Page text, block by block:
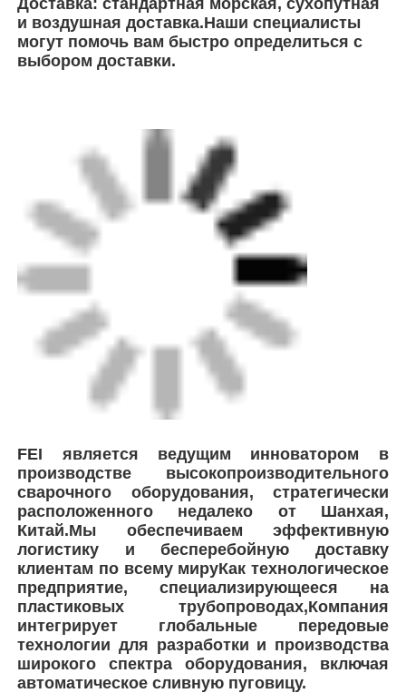
и воздушная доставка.Наши специалисты
могут помочь вам быстро определиться с
выбором доставки.
FEI является ведущим инноватором в
производстве высокопроизводительного
сварочного оборудования, стратегически
расположенного недалеко от Шанхая,
Китай.Мы обеспечиваем эффективную
логистику и бесперебойную доставку
клиентам по всему мируКак технологическое
предприятие, специализирующееся на
пластиковых трубопроводах,Компания
интегрирует глобальные передовые
технологии для разработки и производства
широкого спектра оборудования, включая
автоматическое сливную пуговицу.